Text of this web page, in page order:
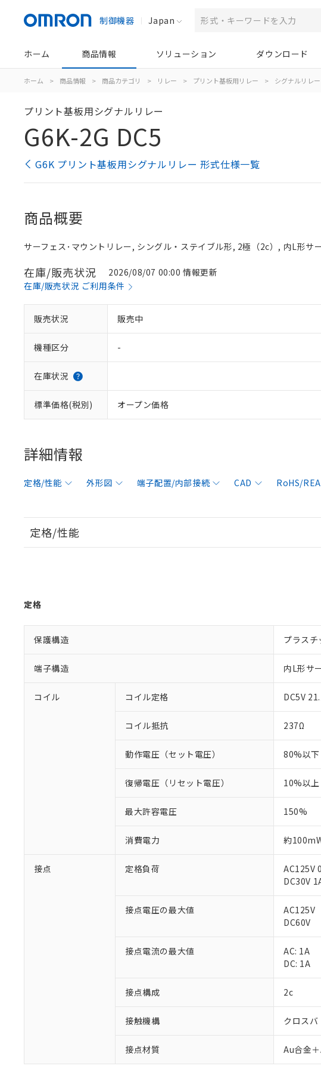
制御機器 Japan
ホーム 商品情報 ソリューション ダウンロード
ホーム > 商品情報 > 商品カテゴリ > リレー > プリント基板用リレー > シグナルリレー
プリント基板用シグナルリレー
G6K-2G DC5
G6K プリント基板用シグナルリレー 形式仕様一覧
商品概要
サーフェス･マウントリレー, シングル・ステイブル形, 2極（2c）, 内L形
在庫/販売状況
2026/08/07 00:00 情報更新
在庫/販売状況 ご利用条件
販売状況 販売中
機種区分 -
在庫状況
標準価格(税別) オープン価格
詳細情報
定格/性能 外形図 端子配置/内部接続 CAD RoHS/
定格/性能
定格
保護構造 プラスチ
端子構造 内L形サ
コイル コイル定格 DC5V
コイル抵抗 237Ω
動作電圧（セット電圧） 80%以下
復帰電圧（リセット電圧） 10%以上
最大許容電圧 150%
消費電力 約
接点 定格負荷
AC125V
DC30V
接点電圧の最大値
AC125V
DC60V
接点電流の最大値
AC: 1A
DC: 1A
接点構成 2c
接触機構 クロスバ
接点材質 Au合金
以下の条件をお読みいただき、
※1 対応状況
対応予定：EU RoHS指令（10
対応予定なし：EU RoHS指令
非該当品：ライセンス料など無
仕入先様の事情により、非含有
※1 中国RoHS○×表
「○」：最大均質材料含有率が